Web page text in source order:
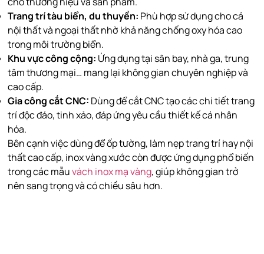
Trang trí tàu biển, du thuyền: Phù hợp sử dụng cho cả
nội thất và ngoại thất nhờ khả năng chống oxy hóa cao
trong môi trường biển.
Khu vực công cộng: Ứng dụng tại sân bay, nhà ga, trung
tâm thương mại… mang lại không gian chuyên nghiệp và
cao cấp.
Gia công cắt CNC: Dùng để cắt CNC tạo các chi tiết trang
trí độc đáo, tinh xảo, đáp ứng yêu cầu thiết kế cá nhân
hóa.
Bên cạnh việc dùng để ốp tường, làm nẹp trang trí hay nội
thất cao cấp, inox vàng xước còn được ứng dụng phổ biến
trong các mẫuvách inox mạ vàng, giúp không gian trở
nên sang trọng và có chiều sâu hơn.